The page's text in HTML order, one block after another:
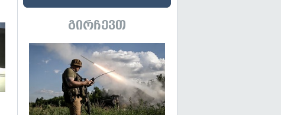
გირჩევთ